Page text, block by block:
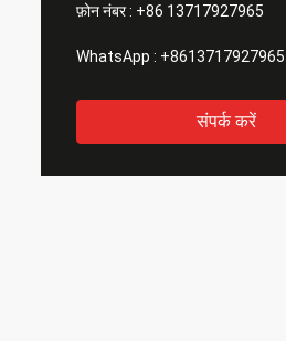
फ़ोन नंबर : +86 13717927965
WhatsApp : +8613717927965
संपर्क करें